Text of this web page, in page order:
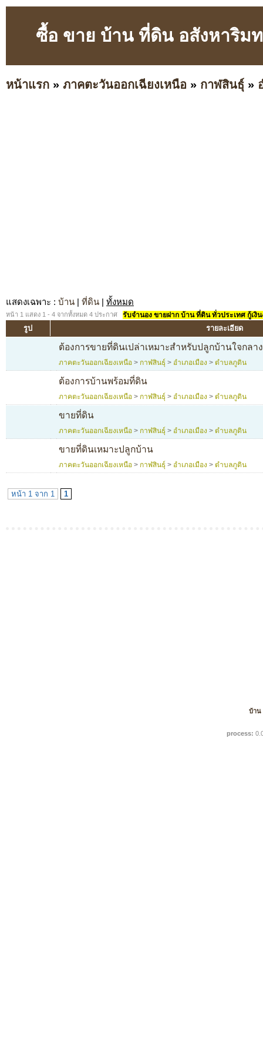
ซื้อ ขาย บ้าน ที่ดิน อสังหาริม
หน้าแรก » ภาคตะวันออกเฉียงเหนือ » กาฬสินธุ์ »
แสดงเฉพาะ : บ้าน | ที่ดิน | ทั้งหมด
หน้า 1 แสดง 1 - 4 จากทั้งหมด 4 ประกาศ รับจำนอง ขายฝาก บ้าน ที่ดิน ทั่วประเทศ กู้เงิ
รูป รายละเอียด
ต้องการขายที่ดินเปล่าเหมาะสำหรับปลูกบ้านใจกล
ภาคตะวันออกเฉียงเหนือ > กาฬสินธุ์ > อำเภอเมือง > ตำบลภูดิน
ต้องการบ้านพร้อมที่ดิน
ภาคตะวันออกเฉียงเหนือ > กาฬสินธุ์ > อำเภอเมือง > ตำบลภูดิน
ขายที่ดิน
ภาคตะวันออกเฉียงเหนือ > กาฬสินธุ์ > อำเภอเมือง > ตำบลภูดิน
ขายที่ดินเหมาะปลูกบ้าน
ภาคตะวันออกเฉียงเหนือ > กาฬสินธุ์ > อำเภอเมือง > ตำบลภูดิน
หน้า 1 จาก 1 1
บ้าน
process: